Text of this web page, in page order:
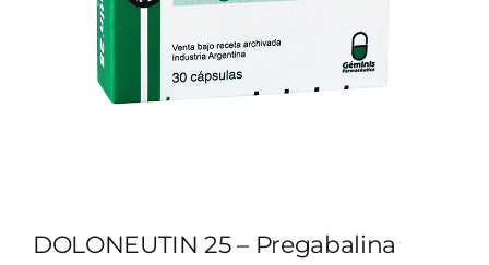
DOLONEUTIN 25 – Pregabalina